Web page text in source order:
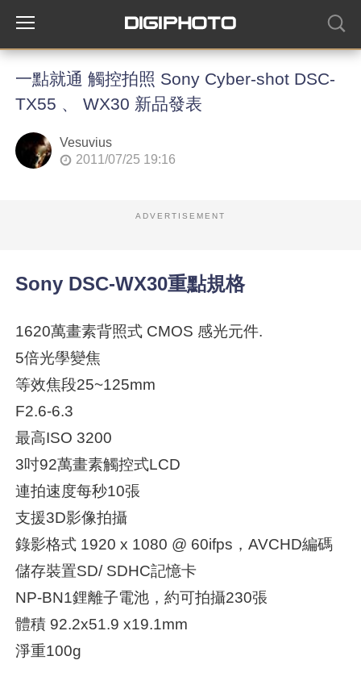
一點就通 觸控拍照 Sony Cyber-shot DSC-
TX55 、 WX30 新品發表
Vesuvius
2011/07/25 19:16
ADVERTISEMENT
Sony DSC-WX30重點規格
1620萬畫素背照式 CMOS 感光元件.
5倍光學變焦
等效焦段25~125mm
F2.6-6.3
最高ISO 3200
3吋92萬畫素觸控式LCD
連拍速度每秒10張
支援3D影像拍攝
錄影格式 1920 x 1080 @ 60ifps，AVCHD編碼
儲存裝置SD/ SDHC記憶卡
NP-BN1鋰離子電池，約可拍攝230張
體積 92.2x51.9 x19.1mm
淨重100g